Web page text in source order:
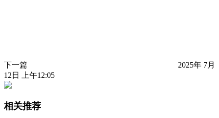
下一篇
2025年 7月
12日 上午12:05
相关推荐